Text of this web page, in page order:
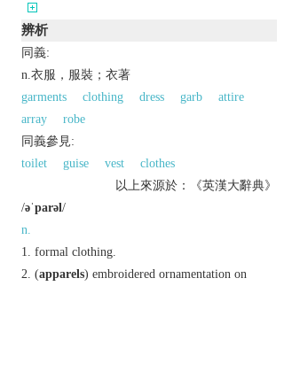
辨析
同義:
n.衣服，服裝；衣著
garments
clothing dress garb
attire
array
robe
同義參見:
toilet
guise vest
clothes
以上來源於：《英漢大辭典》
/əˈparəl/
n.
formal clothing.
(apparels) embroidered ornamentation on